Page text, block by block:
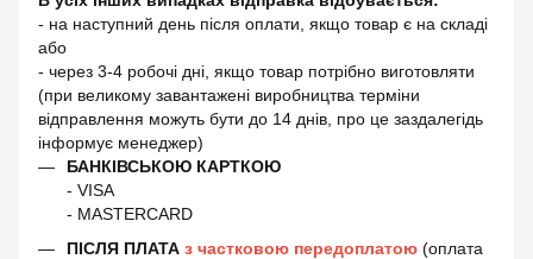
- на наступний день після оплати, якщо товар є на складі
або
- через 3-4 робочі дні, якщо товар потрібно виготовляти
(при великому завантажені виробництва терміни
відправлення можуть бути до 14 днів, про це заздалегідь
інформує менеджер)
БАНКІВСЬКОЮ КАРТКОЮ
- VISA
- MASTERCARD
ПІСЛЯ ПЛАТА з частковою передоплатою (оплата